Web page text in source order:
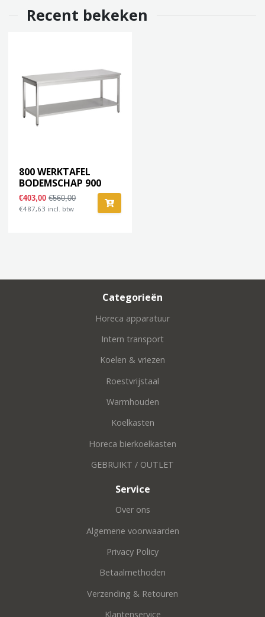
Recent bekeken
800 WERKTAFEL
BODEMSCHAP 900
€403,00€560,00
€487,63 incl. btw
Categorieën
Horeca apparatuur
Intern transport
Koelen & vriezen
Roestvrijstaal
Warmhouden
Koelkasten
Horeca bierkoelkasten
GEBRUIKT / OUTLET
Service
Over ons
Algemene voorwaarden
Privacy Policy
Betaalmethoden
Verzending & Retouren
Klantenservice